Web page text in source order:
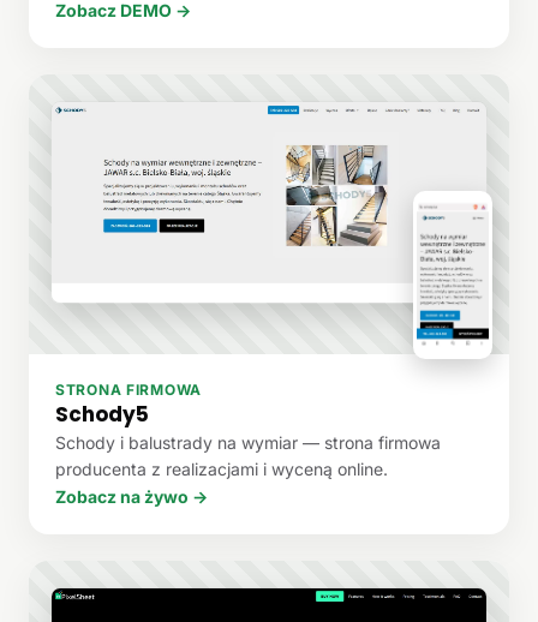
Zobacz DEMO →
STRONA FIRMOWA
Schody5
Schody i balustrady na wymiar — strona firmowa
producenta z realizacjami i wyceną online.
Zobacz na żywo →